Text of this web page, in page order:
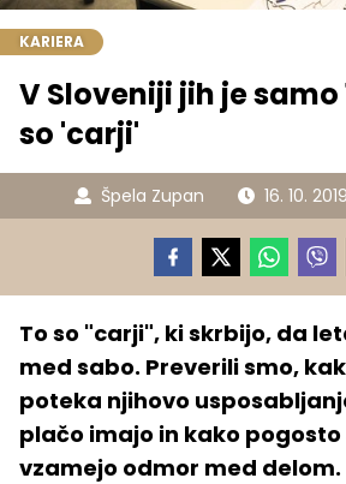
KARIERA
V Sloveniji jih je samo
so 'carji'
Špela Zupan 16. 10.
To so "carji", ki skrbijo, da
med sabo. Preverili smo,
poteka njihovo
plačo imajo in kako pogosto
vzamejo odmor med delom.